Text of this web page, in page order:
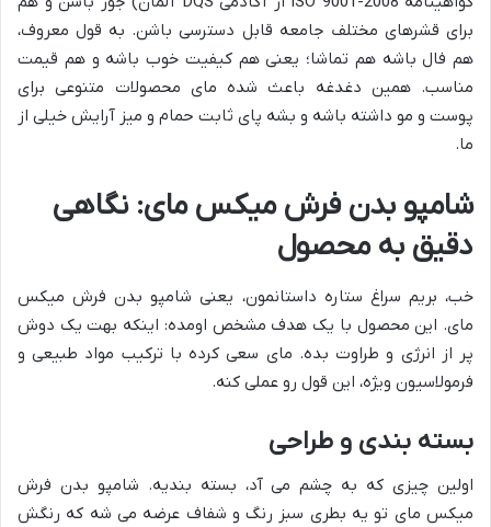
برای قشرهای مختلف جامعه قابل دسترسی باشن. به قول معروف،
هم فال باشه هم تماشا؛ یعنی هم کیفیت خوب باشه و هم قیمت
مناسب. همین دغدغه باعث شده مای محصولات متنوعی برای
پوست و مو داشته باشه و بشه پای ثابت حمام و میز آرایش خیلی از
ما.
شامپو بدن فرش میکس مای: نگاهی
دقیق به محصول
خب، بریم سراغ ستاره داستانمون، یعنی شامپو بدن فرش میکس
مای. این محصول با یک هدف مشخص اومده: اینکه بهت یک دوش
پر از انرژی و طراوت بده. مای سعی کرده با ترکیب مواد طبیعی و
فرمولاسیون ویژه، این قول رو عملی کنه.
بسته بندی و طراحی
اولین چیزی که به چشم می آد، بسته بندیه. شامپو بدن فرش
میکس مای تو یه بطری سبز رنگ و شفاف عرضه می شه که رنگش